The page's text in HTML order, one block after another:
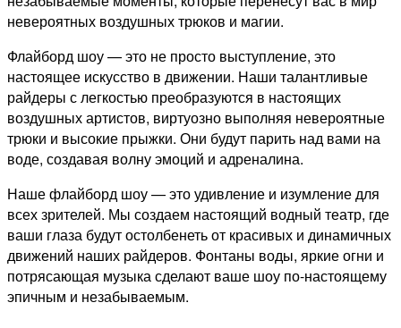
невероятных воздушных трюков и магии.
Флайборд шоу — это не просто выступление, это
настоящее искусство в движении. Наши талантливые
райдеры с легкостью преобразуются в настоящих
воздушных артистов, виртуозно выполняя невероятные
трюки и высокие прыжки. Они будут парить над вами на
воде, создавая волну эмоций и адреналина.
Наше флайборд шоу — это удивление и изумление для
всех зрителей. Мы создаем настоящий водный театр, где
ваши глаза будут остолбенеть от красивых и динамичных
движений наших райдеров. Фонтаны воды, яркие огни и
потрясающая музыка сделают ваше шоу по-настоящему
эпичным и незабываемым.